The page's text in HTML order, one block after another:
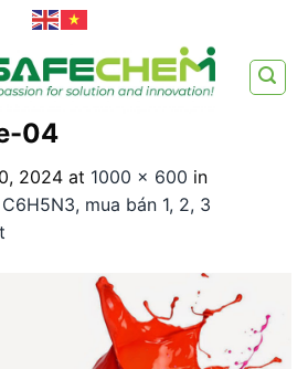
04
2024 at 1000 × 600 in
mua bán 1, 2, 3